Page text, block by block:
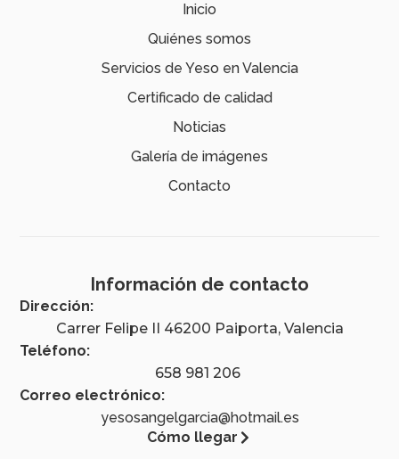
Inicio
Quiénes somos
Servicios de Yeso en Valencia
Certificado de calidad
Noticias
Galería de imágenes
Contacto
Información de contacto
Dirección:
Carrer Felipe II 46200 Paiporta, Valencia
Teléfono:
658 981 206
Correo electrónico:
yesosangelgarcia@hotmail.es
Cómo llegar